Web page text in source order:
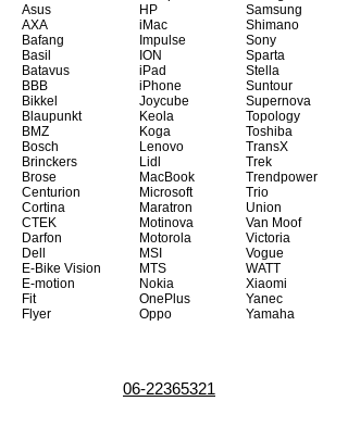
Asus
AXA
Bafang
Basil
Batavus
BBB
Bikkel
Blaupunkt
BMZ
Bosch
Brinckers
Brose
Centurion
Cortina
CTEK
Darfon
Dell
E-Bike Vision
E-motion
Fit
Flyer
HP
iMac
Impulse
ION
iPad
iPhone
Joycube
Keola
Koga
Lenovo
Lidl
MacBook
Microsoft
Maratron
Motinova
Motorola
MSI
MTS
Nokia
OnePlus
Oppo
Samsung
Shimano
Sony
Sparta
Stella
Suntour
Supernova
Topology
Toshiba
TransX
Trek
Trendpower
Trio
Union
Van Moof
Victoria
Vogue
WATT
Xiaomi
Yanec
Yamaha
06-22365321